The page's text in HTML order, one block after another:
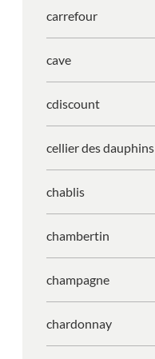
carrefour
cave
cdiscount
cellier des dauphins
chablis
chambertin
champagne
chardonnay